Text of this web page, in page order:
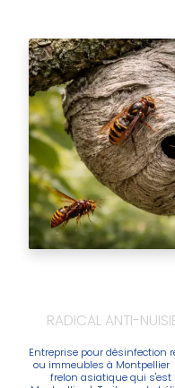
RADICAL ANTI-
Entreprise pour désinfection
ou immeubles à Montpellier
frelon asiatique qui